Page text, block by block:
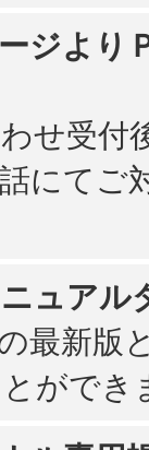
ジより
せ受付
にてご
ュアル
最新版
ができ